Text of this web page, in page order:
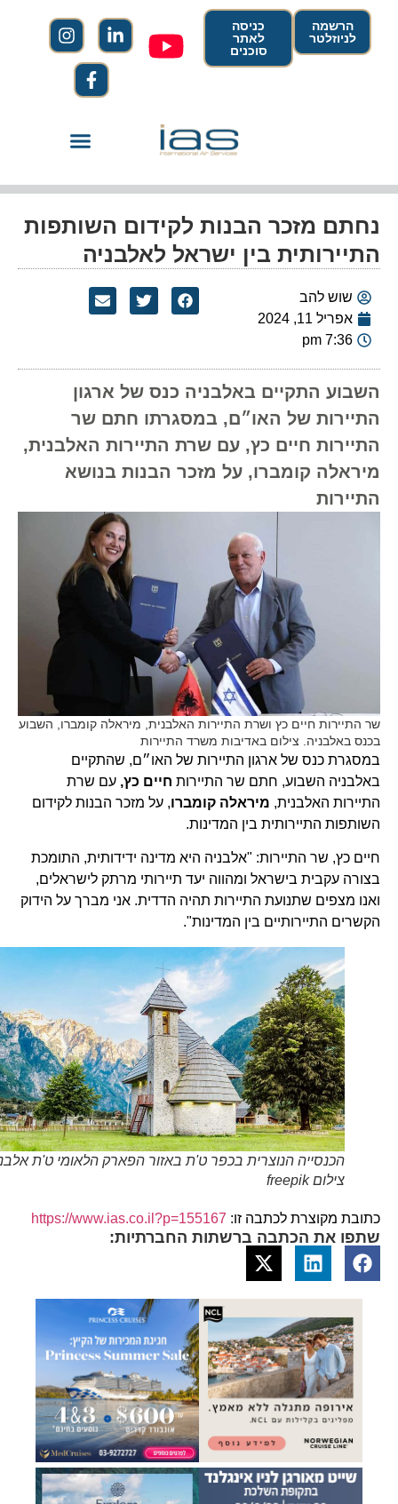
הרשמה
לניוזלטר
כניסה
לאתר
סוכנים
נחתם מזכר הבנות לקידום השותפות
התיירותית בין ישראל לאלבניה
שוש להב
אפריל 11, 2024
7:36 pm
השבוע התקיים באלבניה כנס של ארגון
התיירות של האו״ם, במסגרתו חתם שר
התיירות חיים כץ, עם שרת התיירות האלבנית,
מיראלה קומברו, על מזכר הבנות בנושא
התיירות
שר התיירות חיים כץ ושרת התיירות האלבנית, מיראלה קומברו, השבוע
בכנס באלבניה. צילום באדיבות משרד התיירות
במסגרת כנס של ארגון התיירות של האו״ם, שהתקיים
באלבניה השבוע, חתם שר התיירותחיים כץ,עם שרת
התיירות האלבנית,מיראלה קומברו, על מזכר הבנות לקידום
השותפות התיירותית בין המדינות.
חיים כץ, שר התיירות: "אלבניה היא מדינה ידידותית, התומכת
בצורה עקבית בישראל ומהווה יעד תיירותי מרתק לישראלים,
ואנו מצפים שתנועת התיירות תהיה הדדית. אני מברך על הידוק
הקשרים התיירותיים בין המדינות".
הכנסייה הנוצרית בכפר ט'ת באזור הפארק הלאומי ט'ת אלבניה.
צילום freepik
כתובת מקוצרת לכתבה זו: https://www.ias.co.il?p=155167
שתפו את הכתבה ברשתות החברתיות: